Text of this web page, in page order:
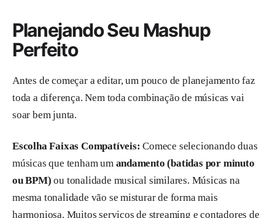
Planejando Seu Mashup
Perfeito
Antes de começar a editar, um pouco de planejamento faz
toda a diferença. Nem toda combinação de músicas vai
soar bem junta.
Escolha Faixas Compatíveis: Comece selecionando duas
músicas que tenham um andamento (batidas por minuto
ou BPM) ou tonalidade musical similares. Músicas na
mesma tonalidade vão se misturar de forma mais
harmoniosa. Muitos serviços de streaming e contadores de